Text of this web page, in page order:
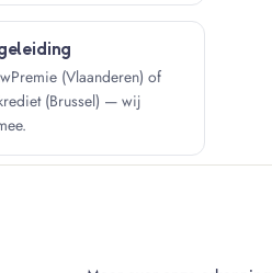
(Vlaanderen) of
(Brussel) — wij